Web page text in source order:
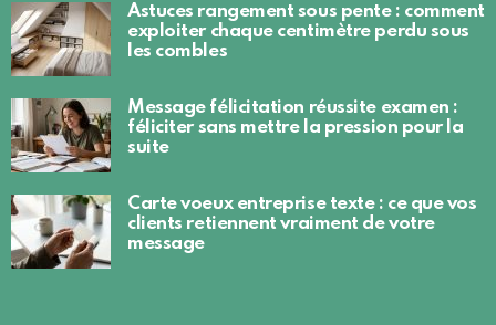
Astuces rangement sous pente : comment
exploiter chaque centimètre perdu sous
les combles
Message félicitation réussite examen :
féliciter sans mettre la pression pour la
suite
Carte voeux entreprise texte : ce que vos
clients retiennent vraiment de votre
message